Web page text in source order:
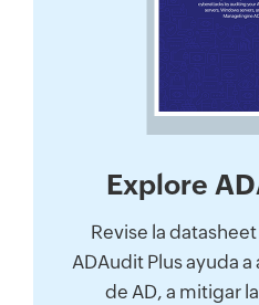
Explore
Revise la
ADAudit Plus ayuda
de AD, a mitigar